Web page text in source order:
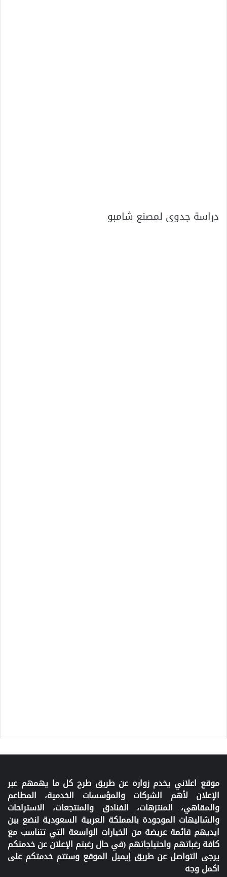
دراسة جدوى لمصنع شامبو
موقع اعلاني يخدم زواره عن طريق طرح كل ما يهمهم عبر
الإعلان لأهم الشركات والمؤسسات الخدمية، المطاعم
والمقاهي، المنتزهات، الفنادق والمنتجعات، الاستراحات
والشاليهات الموجودة بالمملكة العربية السعودية لنضع بين
ايديهم قائمة عريضة من الخيارات الواسعة التي تتناسب مع
كافة رغباتهم واحتياجاتهم (في حال رغبتم الإعلان عن خدمتكم
يرجى التواصل عن طريق إيميل الموقع وستتم خدمتكم على
اكمل وجه